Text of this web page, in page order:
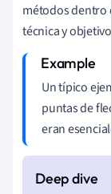
métodos dentro
técnica y
Un típico
puntas de
eran